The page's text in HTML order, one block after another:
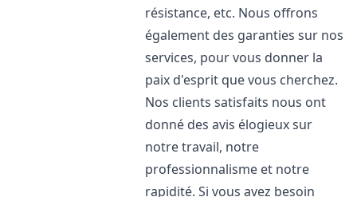
résistance, etc. Nous offrons
également des garanties sur nos
services, pour vous donner la
paix d'esprit que vous cherchez.
Nos clients satisfaits nous ont
donné des avis élogieux sur
notre travail, notre
professionnalisme et notre
rapidité. Si vous avez besoin